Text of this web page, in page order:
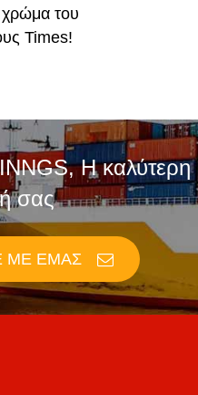
του
Times!
Η καλύτερη
σας
ΜΕ ΕΜΆΣ